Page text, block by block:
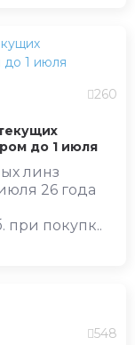
260
до 1 июля
линз
26 года
при покупк..
548